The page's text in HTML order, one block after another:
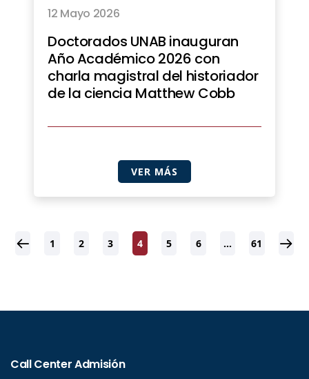
12 Mayo 2026
Doctorados UNAB inauguran
Año Académico 2026 con
charla magistral del historiador
de la ciencia Matthew Cobb
VER MÁS
1 2 3 4 5 6 … 61